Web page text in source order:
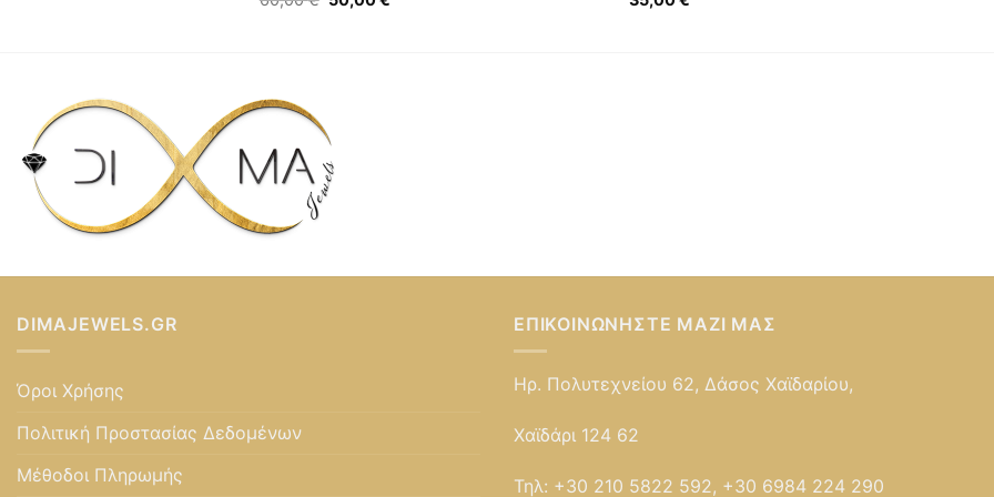
price
DIMAJEWELS.GR
Όροι Χρήσης
Πολιτική Προστασίας Δεδομένων
Μέθοδοι Πληρωμής
ΕΠΙΚΟΙΝΩΝΉΣΤΕ ΜΑΖΊ ΜΑΣ
Ηρ. Πολυτεχνείου 62, Δάσος Χαϊδαρίου,
Χαϊδάρι 124 62
Τηλ: +30 210 5822 592, +30 6984 224 290